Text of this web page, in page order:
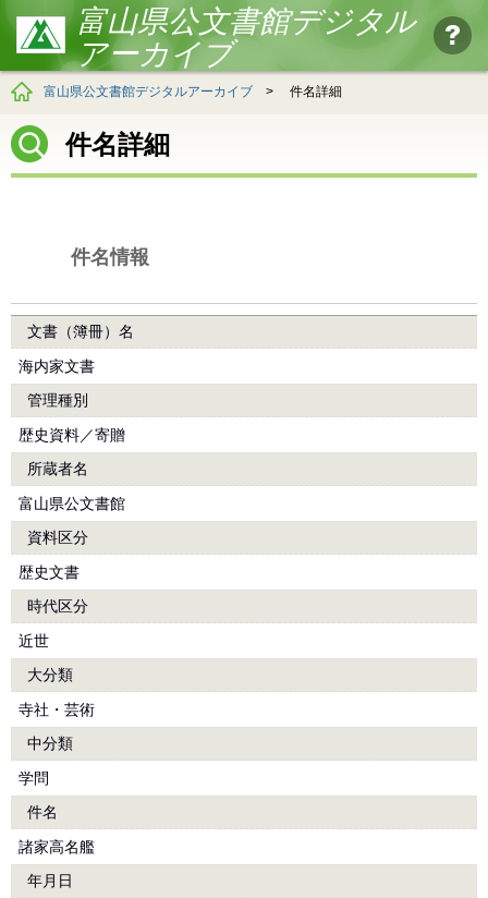
富山県公文書館デジタル
アーカイブ
富山県公文書館デジタルアーカイブ > 件名詳細
件名詳細
件名情報
文書（簿冊）名
海内家文書
管理種別
歴史資料／寄贈
所蔵者名
富山県公文書館
資料区分
歴史文書
時代区分
近世
大分類
寺社・芸術
中分類
学問
件名
諸家高名艦
年月日